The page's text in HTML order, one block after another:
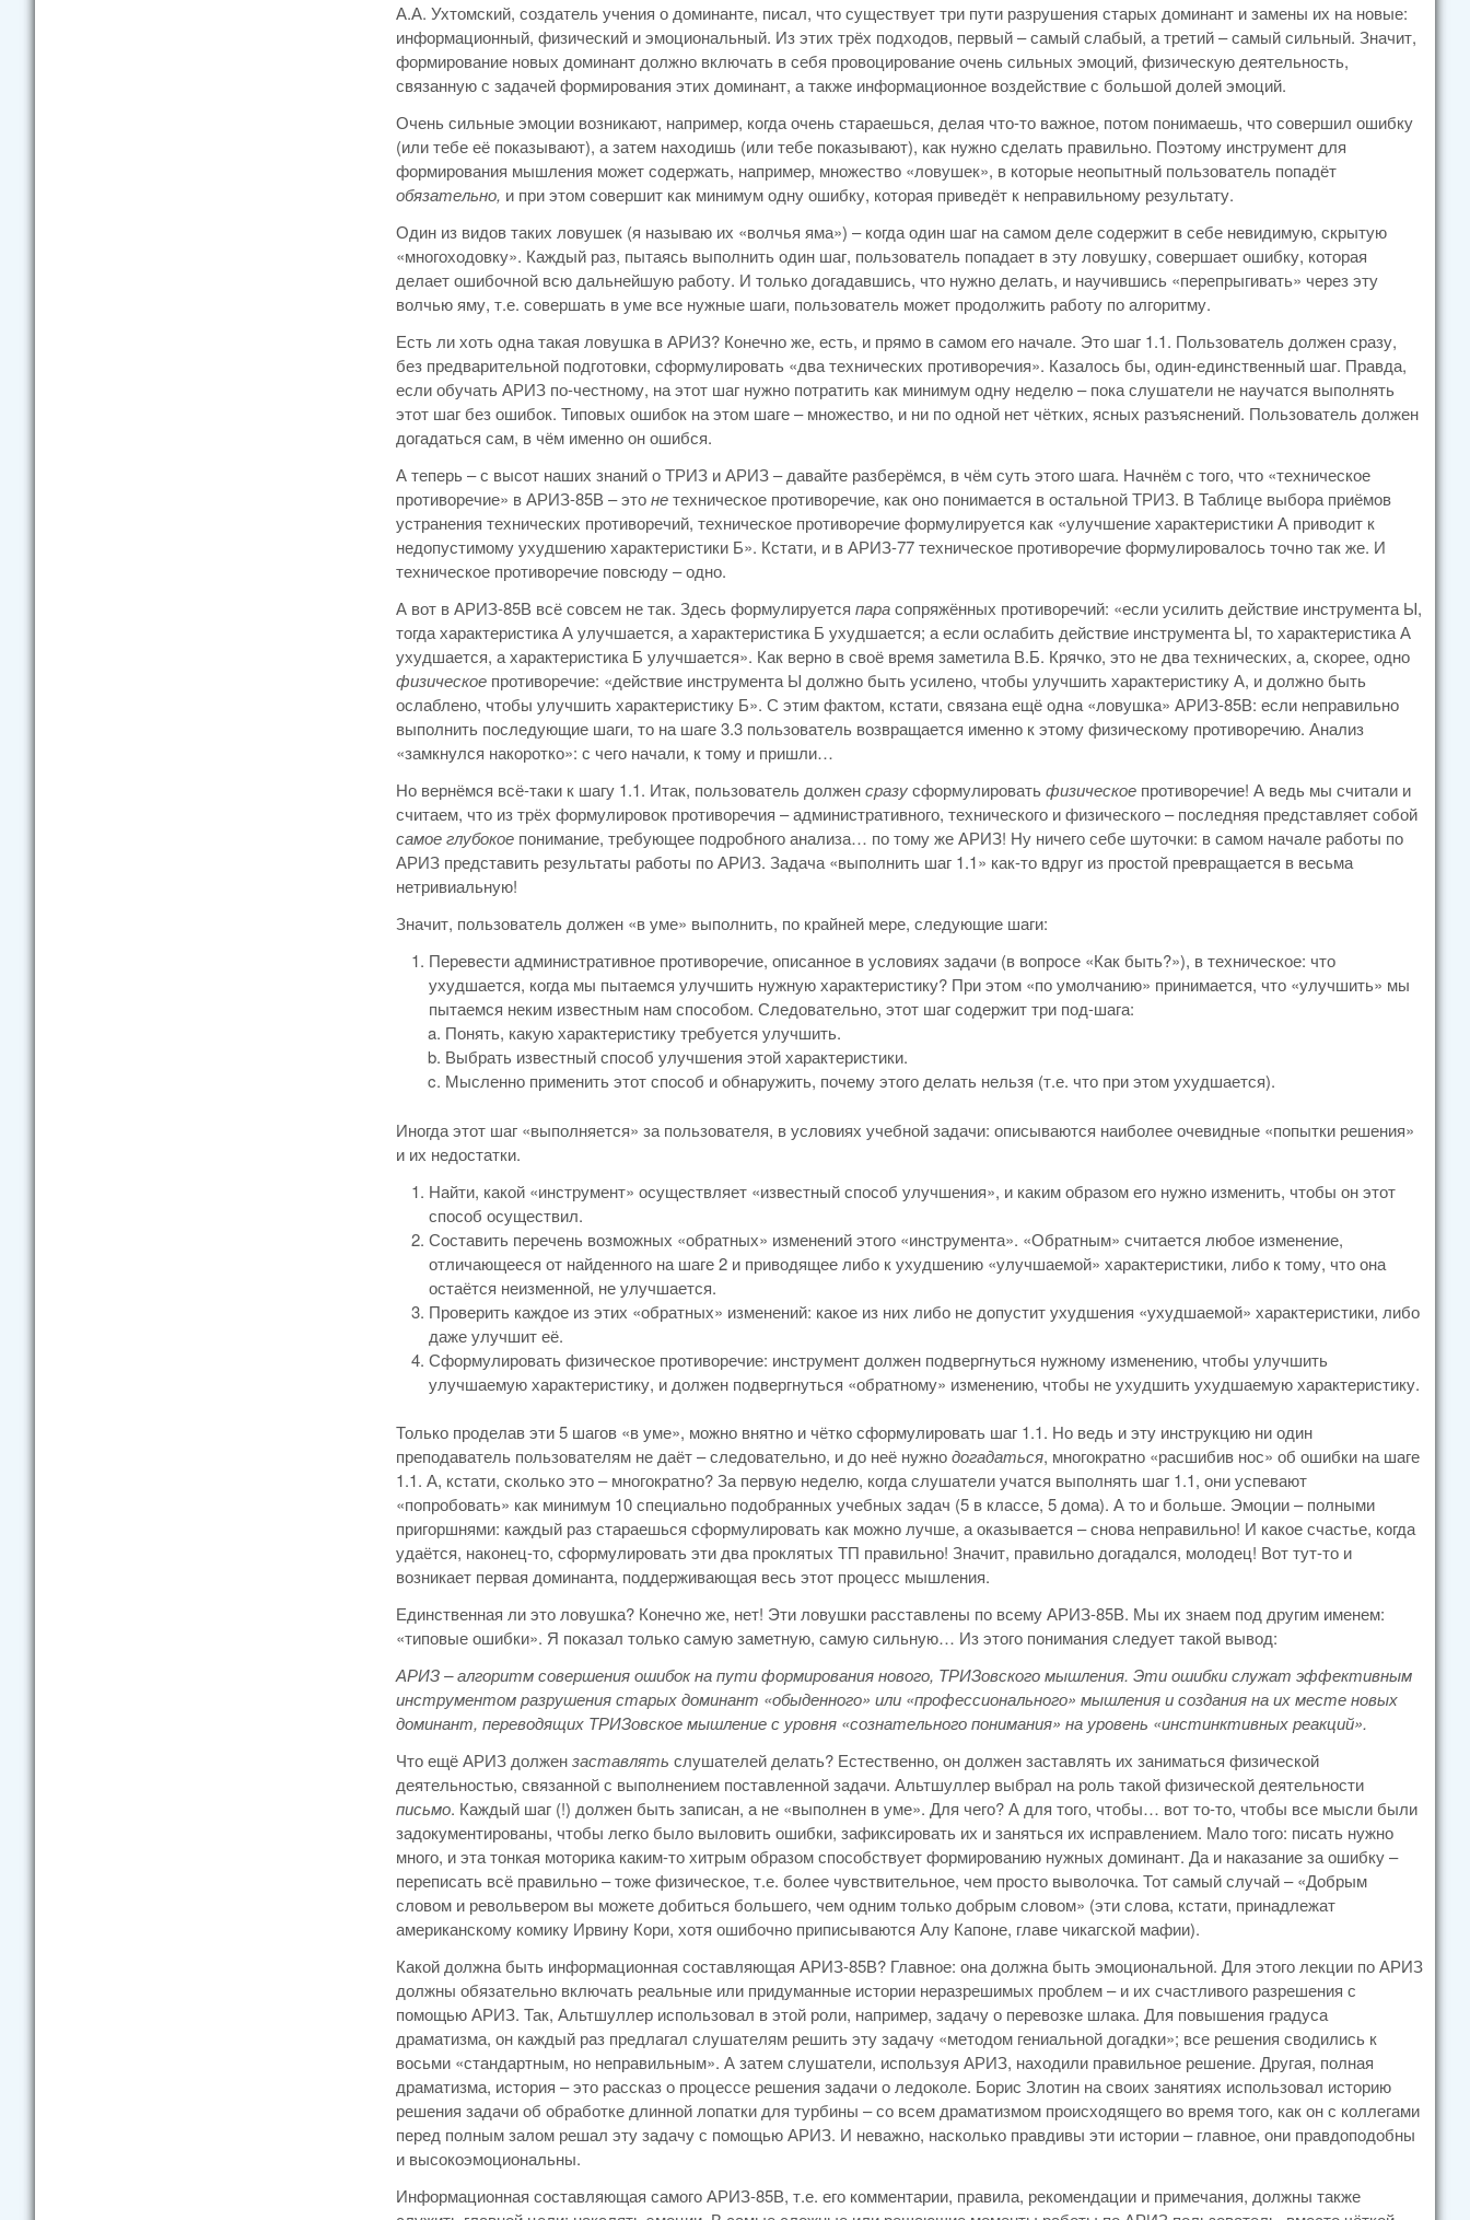
А.А. Ухтомский, создатель учения о доминанте, писал, что существует три пути разрушения старых доминант и замены их на новые:
информационный, физический и эмоциональный. Из этих трёх подходов, первый – самый слабый, а третий – самый сильный. Значит,
формирование новых доминант должно включать в себя провоцирование очень сильных эмоций, физическую деятельность,
связанную с задачей формирования этих доминант, а также информационное воздействие с большой долей эмоций.
Очень сильные эмоции возникают, например, когда очень стараешься, делая что-то важное, потом понимаешь, что совершил ошибку
(или тебе её показывают), а затем находишь (или тебе показывают), как нужно сделать правильно. Поэтому инструмент для
формирования мышления может содержать, например, множество «ловушек», в которые неопытный пользователь попадёт
обязательно, и при этом совершит как минимум одну ошибку, которая приведёт к неправильному результату.
Один из видов таких ловушек (я называю их «волчья яма») – когда один шаг на самом деле содержит в себе невидимую, скрытую
«многоходовку». Каждый раз, пытаясь выполнить один шаг, пользователь попадает в эту ловушку, совершает ошибку, которая
делает ошибочной всю дальнейшую работу. И только догадавшись, что нужно делать, и научившись «перепрыгивать» через эту
волчью яму, т.е. совершать в уме все нужные шаги, пользователь может продолжить работу по алгоритму.
Есть ли хоть одна такая ловушка в АРИЗ? Конечно же, есть, и прямо в самом его начале. Это шаг 1.1. Пользователь должен сразу,
без предварительной подготовки, сформулировать «два технических противоречия». Казалось бы, один-единственный шаг. Правда,
если обучать АРИЗ по-честному, на этот шаг нужно потратить как минимум одну неделю – пока слушатели не научатся выполнять
этот шаг без ошибок. Типовых ошибок на этом шаге – множество, и ни по одной нет чётких, ясных разъяснений. Пользователь должен
догадаться сам, в чём именно он ошибся.
А теперь – с высот наших знаний о ТРИЗ и АРИЗ – давайте разберёмся, в чём суть этого шага. Начнём с того, что «техническое
противоречие» в АРИЗ-85В – этонетехническое противоречие, как оно понимается в остальной ТРИЗ. В Таблице выбора приёмов
устранения технических противоречий, техническое противоречие формулируется как «улучшение характеристики А приводит к
недопустимому ухудшению характеристики Б». Кстати, и в АРИЗ-77 техническое противоречие формулировалось точно так же. И
техническое противоречие повсюду – одно.
А вот в АРИЗ-85В всё совсем не так. Здесь формулируется парасопряжённых противоречий: «если усилить действие инструмента Ы,
тогда характеристика А улучшается, а характеристика Б ухудшается; а если ослабить действие инструмента Ы, то характеристика А
ухудшается, а характеристика Б улучшается». Как верно в своё время заметила В.Б. Крячко, это не два технических, а, скорее, одно
физическое противоречие: «действие инструмента Ы должно быть усилено, чтобы улучшить характеристику А, и должно быть
ослаблено, чтобы улучшить характеристику Б». С этим фактом, кстати, связана ещё одна «ловушка» АРИЗ-85В: если неправильно
выполнить последующие шаги, то на шаге 3.3 пользователь возвращается именно к этому физическому противоречию. Анализ
«замкнулся накоротко»: с чего начали, к тому и пришли…
Но вернёмся всё-таки к шагу 1.1. Итак, пользователь долженсразусформулироватьфизическое противоречие! А ведь мы считали и
считаем, что из трёх формулировок противоречия – административного, технического и физического – последняя представляет собой
самое глубокое понимание, требующее подробного анализа… по тому же АРИЗ! Ну ничего себе шуточки: в самом начале работы по
АРИЗ представить результаты работы по АРИЗ. Задача «выполнить шаг 1.1» как-то вдруг из простой превращается в весьма
нетривиальную!
Значит, пользователь должен «в уме» выполнить, по крайней мере, следующие шаги:
Перевести административное противоречие, описанное в условиях задачи (в вопросе «Как быть?»), в техническое: что
ухудшается, когда мы пытаемся улучшить нужную характеристику? При этом «по умолчанию» принимается, что «улучшить» мы
пытаемся неким известным нам способом. Следовательно, этот шаг содержит три под-шага:
Понять, какую характеристику требуется улучшить.
Выбрать известный способ улучшения этой характеристики.
Мысленно применить этот способ и обнаружить, почему этого делать нельзя (т.е. что при этом ухудшается).
Иногда этот шаг «выполняется» за пользователя, в условиях учебной задачи: описываются наиболее очевидные «попытки решения»
и их недостатки.
Найти, какой «инструмент» осуществляет «известный способ улучшения», и каким образом его нужно изменить, чтобы он этот
способ осуществил.
Составить перечень возможных «обратных» изменений этого «инструмента». «Обратным» считается любое изменение,
отличающееся от найденного на шаге 2 и приводящее либо к ухудшению «улучшаемой» характеристики, либо к тому, что она
остаётся неизменной, не улучшается.
Проверить каждое из этих «обратных» изменений: какое из них либо не допустит ухудшения «ухудшаемой» характеристики, либо
даже улучшит её.
Сформулировать физическое противоречие: инструмент должен подвергнуться нужному изменению, чтобы улучшить
улучшаемую характеристику, и должен подвергнуться «обратному» изменению, чтобы не ухудшить ухудшаемую характеристику.
Только проделав эти 5 шагов «в уме», можно внятно и чётко сформулировать шаг 1.1. Но ведь и эту инструкцию ни один
преподаватель пользователям не даёт – следовательно, и до неё нужнодогадаться, многократно «расшибив нос» об ошибки на шаге
1.1. А, кстати, сколько это – многократно? За первую неделю, когда слушатели учатся выполнять шаг 1.1, они успевают
«попробовать» как минимум 10 специально подобранных учебных задач (5 в классе, 5 дома). А то и больше. Эмоции – полными
пригоршнями: каждый раз стараешься сформулировать как можно лучше, а оказывается – снова неправильно! И какое счастье, когда
удаётся, наконец-то, сформулировать эти два проклятых ТП правильно! Значит, правильно догадался, молодец! Вот тут-то и
возникает первая доминанта, поддерживающая весь этот процесс мышления.
Единственная ли это ловушка? Конечно же, нет! Эти ловушки расставлены по всему АРИЗ-85В. Мы их знаем под другим именем:
«типовые ошибки». Я показал только самую заметную, самую сильную… Из этого понимания следует такой вывод:
АРИЗ – алгоритм совершения ошибок на пути формирования нового, ТРИЗовского мышления. Эти ошибки служат эффективным
инструментом разрушения старых доминант «обыденного» или «профессионального» мышления и создания на их месте новых
доминант, переводящих ТРИЗовское мышление с уровня «сознательного понимания» на уровень «инстинктивных реакций».
Что ещё АРИЗ должензаставлять слушателей делать? Естественно, он должен заставлять их заниматься физической
деятельностью, связанной с выполнением поставленной задачи. Альтшуллер выбрал на роль такой физической деятельности
письмо. Каждый шаг (!) должен быть записан, а не «выполнен в уме». Для чего? А для того, чтобы… вот то-то, чтобы все мысли были
задокументированы, чтобы легко было выловить ошибки, зафиксировать их и заняться их исправлением. Мало того: писать нужно
много, и эта тонкая моторика каким-то хитрым образом способствует формированию нужных доминант. Да и наказание за ошибку –
переписать всё правильно – тоже физическое, т.е. более чувствительное, чем просто выволочка. Тот самый случай – «Добрым
словом и револьвером вы можете добиться большего, чем одним только добрым словом» (эти слова, кстати, принадлежат
американскому комику Ирвину Кори, хотя ошибочно приписываются Алу Капоне, главе чикагской мафии).
Какой должна быть информационная составляющая АРИЗ-85В? Главное: она должна быть эмоциональной. Для этого лекции по АРИЗ
должны обязательно включать реальные или придуманные истории неразрешимых проблем – и их счастливого разрешения с
помощью АРИЗ. Так, Альтшуллер использовал в этой роли, например, задачу о перевозке шлака. Для повышения градуса
драматизма, он каждый раз предлагал слушателям решить эту задачу «методом гениальной догадки»; все решения сводились к
восьми «стандартным, но неправильным». А затем слушатели, используя АРИЗ, находили правильное решение. Другая, полная
драматизма, история – это рассказ о процессе решения задачи о ледоколе. Борис Злотин на своих занятиях использовал историю
решения задачи об обработке длинной лопатки для турбины – со всем драматизмом происходящего во время того, как он с коллегами
перед полным залом решал эту задачу с помощью АРИЗ. И неважно, насколько правдивы эти истории – главное, они правдоподобны
и высокоэмоциональны.
Информационная составляющая самого АРИЗ-85В, т.е. его комментарии, правила, рекомендации и примечания, должны также